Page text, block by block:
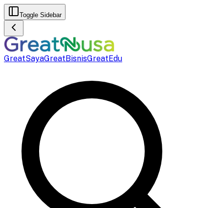
Toggle Sidebar
GreatSayaGreatBisnisGreatEdu